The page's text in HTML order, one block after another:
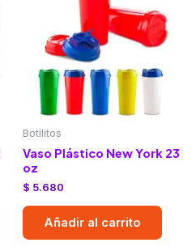
Botilitos
Vaso Plástico New York 23
oz
$ 5.680
Añadir al carrito